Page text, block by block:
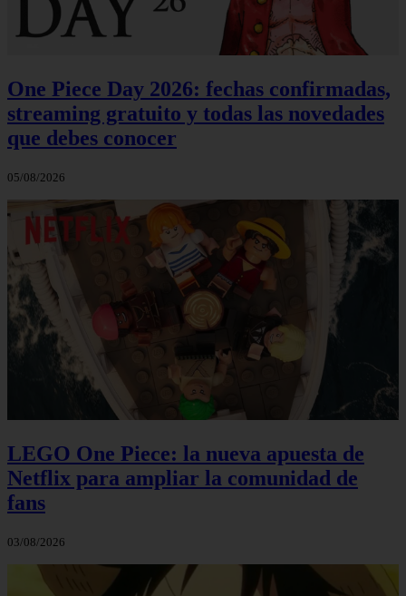
One Piece Day 2026: fechas confirmadas,
streaming gratuito y todas las novedades
que debes conocer
05/08/2026
LEGO One Piece: la nueva apuesta de
Netflix para ampliar la comunidad de
fans
03/08/2026